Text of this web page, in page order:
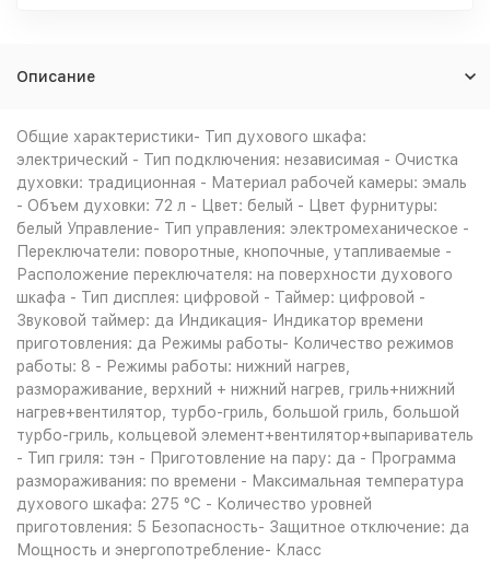
Описание
Общие характеристики- Тип духового шкафа:
электрический - Тип подключения: независимая - Очистка
духовки: традиционная - Материал рабочей камеры: эмаль
- Объем духовки: 72 л - Цвет: белый - Цвет фурнитуры:
белый Управление- Тип управления: электромеханическое -
Переключатели: поворотные, кнопочные, утапливаемые -
Расположение переключателя: на поверхности духового
шкафа - Тип дисплея: цифровой - Таймер: цифровой -
Звуковой таймер: да Индикация- Индикатор времени
приготовления: да Режимы работы- Количество режимов
работы: 8 - Режимы работы: нижний нагрев,
размораживание, верхний + нижний нагрев, гриль+нижний
нагрев+вентилятор, турбо-гриль, большой гриль, большой
турбо-гриль, кольцевой элемент+вентилятор+выпариватель
- Тип гриля: тэн - Приготовление на пару: да - Программа
размораживания: по времени - Максимальная температура
духового шкафа: 275 °С - Количество уровней
приготовления: 5 Безопасность- Защитное отключение: да
Мощность и энергопотребление- Класс